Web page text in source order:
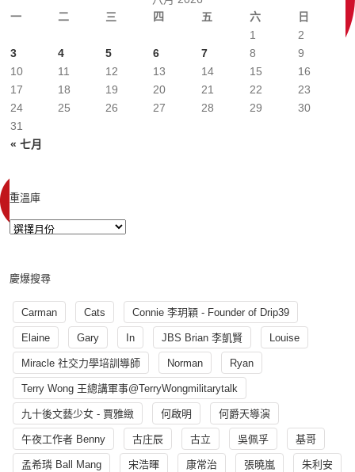
一
二 三 四 五 六 日
« 七月
1
2
3
4 5 6 7 8
9
10
11 12 13 14 15
16
17
18 19 20 21 22
23
24
25 26 27 28 29
30
31
重溫庫
慶爆搜尋
Carman Cats Connie 李玥穎 - Founder of Drip39
Elaine Gary In JBS Brian 李凱賢 Louise
Miracle 社交力學培訓導師 Norman Ryan
Terry Wong 王總講軍事@TerryWongmilitarytalk
九十後文藝少女 - 賈雅緻 何啟明 何爵天導演
午夜工作者 Benny 古庄辰 古立 吳佩孚 基哥
孟希璘 Ball Mang 宋浩暉 康常治 張曉嵐 朱利安